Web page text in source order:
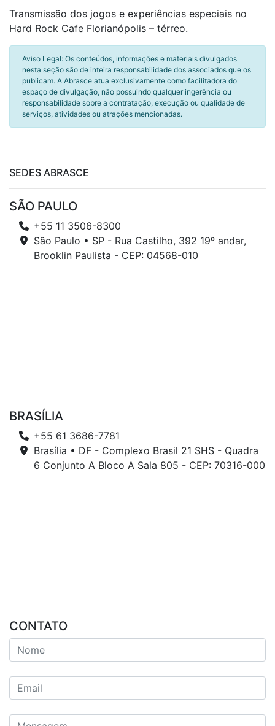
Transmissão dos jogos e experiências especiais no
Hard Rock Cafe Florianópolis – térreo.
Aviso Legal: Os conteúdos, informações e materiais divulgados
nesta seção são de inteira responsabilidade dos associados que os
publicam. A Abrasce atua exclusivamente como facilitadora do
espaço de divulgação, não possuindo qualquer ingerência ou
responsabilidade sobre a contratação, execução ou qualidade de
serviços, atividades ou atrações mencionadas.
SEDES ABRASCE
SÃO PAULO
+55 11 3506-8300
São Paulo • SP - Rua Castilho, 392 19º andar,
Brooklin Paulista - CEP: 04568-010
BRASÍLIA
+55 61 3686-7781
Brasília • DF - Complexo Brasil 21 SHS - Quadra
6 Conjunto A Bloco A Sala 805 - CEP: 70316-000
CONTATO